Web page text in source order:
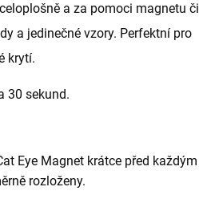
a za pomoci magnetu či
a jedinečné vzory. Perfektní pro
krytí.
30 sekund.
Eye Magnet krátce před každým
rozloženy.